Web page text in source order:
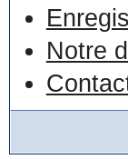
Notre